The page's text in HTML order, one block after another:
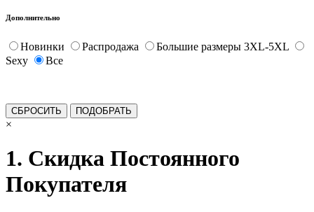
Дополнительно
Новинки Распродажа
Большие размеры 3XL-5XL
Sexy
Все
×
1. Скидка Постоянного
Покупателя